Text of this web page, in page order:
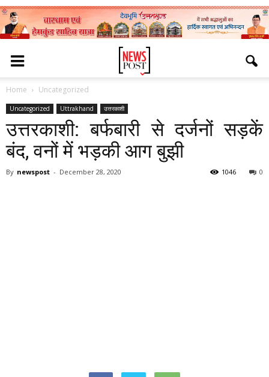
Home Uncategorized
Uncategorized Uttrakhand उत्तरकाशी
उत्तरकाशी: बर्फबारी से दर्जनों सड़कें
बंद, वनों में भड़की आग बुझी
By newspost - December 28, 2020 0
1046